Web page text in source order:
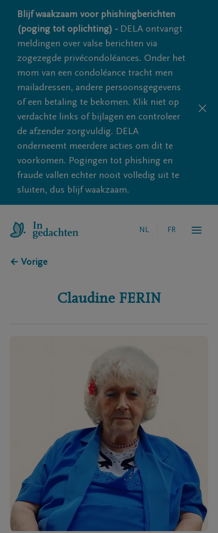
Blijf waakzaam voor phishingberichten
(poging tot oplichting) - DELA ontvangt
meldingen over valse berichten via
zogezegde privécondoléances. Onder het
mom van een condoléance tracht men
mailadressen, andere persoonsgegevens
of een betaling te bekomen. Klik niet op
verdachte links of bijlagen en controleer
de afzender zorgvuldig. DELA
onderneemt meerdere acties om dit te
voorkomen. Pogingen tot phishing en
fraude vallen echter nooit volledig uit te
sluiten, dus blijf waakzaam.
NL FR
← Vorige
Claudine FERIN